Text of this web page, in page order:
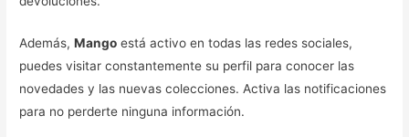
Además,Mango está activo en todas las redes sociales,
puedes visitar constantemente su perfil para conocer las
novedades y las nuevas colecciones. Activa las notificaciones
para no perderte ninguna información.